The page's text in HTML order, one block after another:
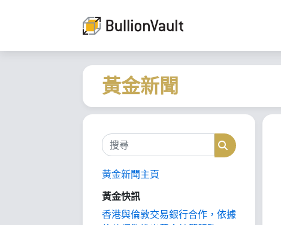
黃金新聞
搜尋 搜尋
黃金新聞主頁
黃金快訊
香港與倫敦交易銀行合作，依據